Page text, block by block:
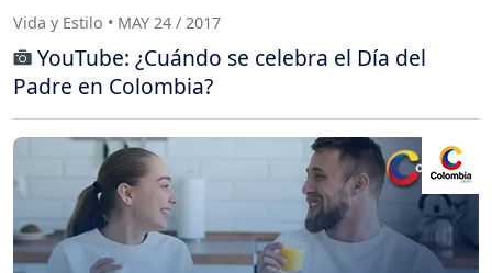
Vida y Estilo • MAY 24 / 2017
YouTube: ¿Cuándo se celebra el Día del
Padre en Colombia?